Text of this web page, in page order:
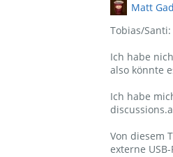
Matt
Tobias/Santi:
Ich habe
also könnte
Ich habe
Von diesem
externe